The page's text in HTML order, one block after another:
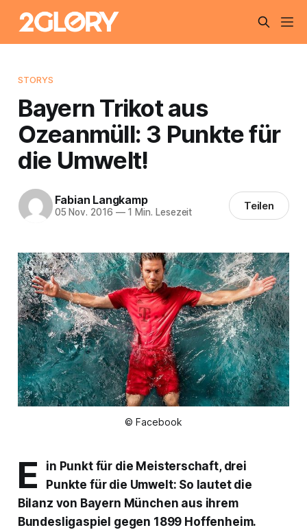
STORYS
Bayern Trikot aus
Ozeanmüll: 3 Punkte für
die Umwelt!
Fabian Langkamp
05 Nov. 2016 —1 Min. Lesezeit Teilen
© Facebook
E
in Punkt für die Meisterschaft, drei
Punkte für die Umwelt: So lautet die
Bilanz von Bayern München aus ihrem
Bundesligaspiel gegen 1899 Hoffenheim.